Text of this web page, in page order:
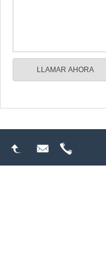
LLAMAR AHORA